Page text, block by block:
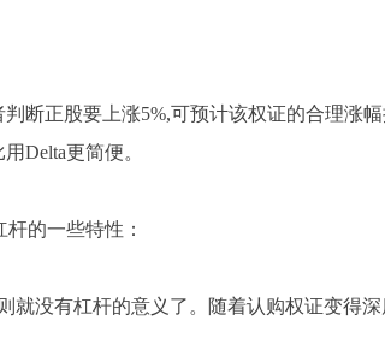
正股要上涨5%,可预计该权证的合理涨幅
Delta更简便。
的一些特性：
没有杠杆的意义了。随着认购权证变得深